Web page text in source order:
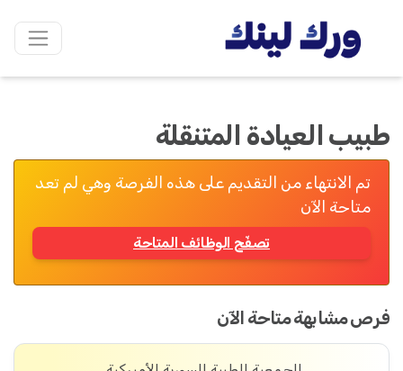
طبيب العيادة المتنقلة
تم الانتهاء من التقديم على هذه الفرصة وهي لم تعد
متاحة الآن
تصفّح الوظائف المتاحة
فرص مشابهة متاحة الآن